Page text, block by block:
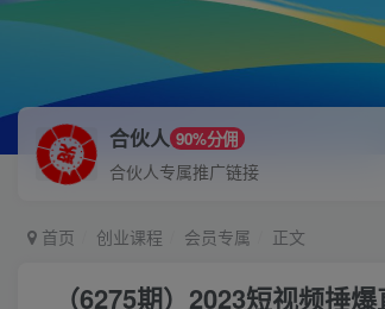
合伙人 90%分佣
合伙人专属推广链接
首页 创业课程 会员专属 正文
（6275期）2023短视频捶